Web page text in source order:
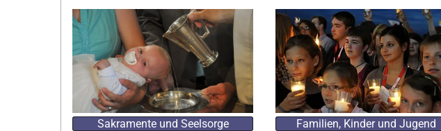
Sakramente und Seelsorge Familien, Kinder und Jugend